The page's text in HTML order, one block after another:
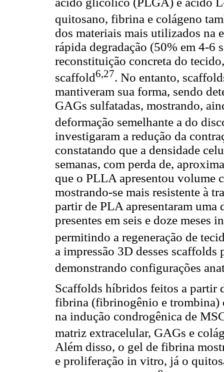
quitosano, fibrina e colágeno
dos materiais mais utilizados na
rápida degradação (50% em 4-6
reconstituição concreta do
scaffold6,27. No entanto,
mantiveram sua forma, sendo
GAGs sulfatadas, mostrando,
deformação semelhante a do
investigaram a redução da
constatando que a densidade
semanas, com perda de,
que o PLLA apresentou volume
mostrando-se mais resistente à
partir de PLA apresentaram uma
presentes em seis e doze meses
permitindo a regeneração de
a impressão 3D desses
demonstrando configurações
Scaffolds híbridos feitos a partir
fibrina (fibrinogênio e trombina)
na indução condrogênica de
matriz extracelular, GAGs e
Além disso, o gel de fibrina
e proliferação in vitro, já o